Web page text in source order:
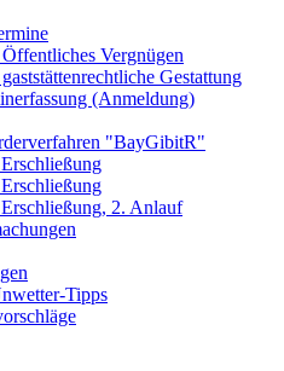
Vergnügen
Gestattung
(Anmeldung)
"BayGibitR"
2. Anlauf
Tipps